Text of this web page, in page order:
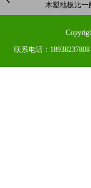
木塑地板比一
联系电话：